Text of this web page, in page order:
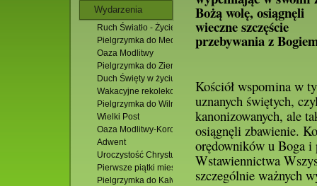
Wydarzenia
Ruch Światło - Życie
Pielgrzymka do Medjugorie. 14 -19.07.2026 r.
Oaza Modlitwy
Pielgrzymka do Ziemi Świętej
Duch Święty w życiu Jezusa
Wakacyjne rekolekcje ministrantów
Pielgrzymka do Wilna
Wielki Post
Oaza Modlitwy-Korchów
Adwent
Uroczystość Chrystusa Króla
Pierwsze piątki miesiąca
Pielgrzymka do Kalwarii Pacławskiej
Bożą wolę, osiągnęli
wieczne szczęście
przebywania z
Kościół wspomina w
uznanych świętych,
kanonizowanych, ale
osiągnęli zbawienie.
orędowników u Boga i
Wstawiennictwa
szczególnie ważnych